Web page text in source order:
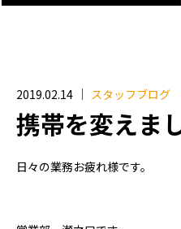
2019.02.14 スタッフブログ
携帯を変えま
日々の業務お疲れ様です。